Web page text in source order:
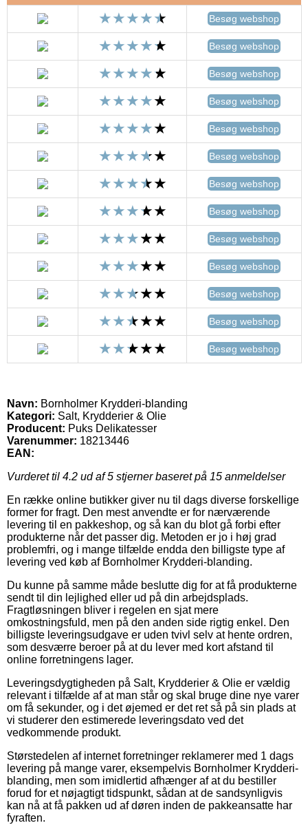
Besøg webshop
Besøg webshop
Besøg webshop
Besøg webshop
Besøg webshop
Besøg webshop
Besøg webshop
Besøg webshop
Besøg webshop
Besøg webshop
Besøg webshop
Besøg webshop
Besøg webshop
Navn: Bornholmer Krydderi-blanding
Kategori: Salt, Krydderier & Olie
Producent: Puks Delikatesser
Varenummer: 18213446
EAN:
Vurderet til 4.2 ud af 5 stjerner baseret på 15 anmeldelser
En række online butikker giver nu til dags diverse forskellige
former for fragt. Den mest anvendte er for nærværende
levering til en pakkeshop, og så kan du blot gå forbi efter
produkterne når det passer dig. Metoden er jo i høj grad
problemfri, og i mange tilfælde endda den billigste type af
levering ved køb af Bornholmer Krydderi-blanding.
Du kunne på samme måde beslutte dig for at få produkterne
sendt til din lejlighed eller ud på din arbejdsplads.
Fragtløsningen bliver i regelen en sjat mere
omkostningsfuld, men på den anden side rigtig enkel. Den
billigste leveringsudgave er uden tvivl selv at hente ordren,
som desværre beroer på at du lever med kort afstand til
online forretningens lager.
Leveringsdygtigheden på Salt, Krydderier & Olie er vældig
relevant i tilfælde af at man står og skal bruge dine nye varer
om få sekunder, og i det øjemed er det ret så på sin plads at
vi studerer den estimerede leveringsdato ved det
vedkommende produkt.
Størstedelen af internet forretninger reklamerer med 1 dags
levering på mange varer, eksempelvis Bornholmer Krydderi-
blanding, men som imidlertid afhænger af at du bestiller
forud for et nøjagtigt tidspunkt, sådan at de sandsynligvis
kan nå at få pakken ud af døren inden de pakkeansatte har
fyraften.